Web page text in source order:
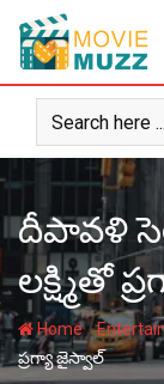
content
దీపావళి
లక్ష్మితో
Home-
ప్రగ్యా జైస్వాల్